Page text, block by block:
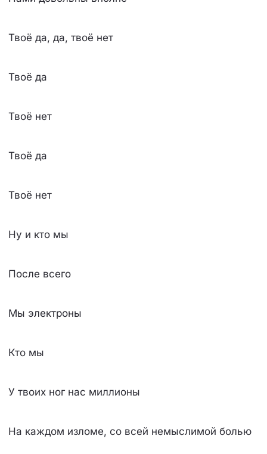
Твоё да, да, твоё нет
Твоё да
Твоё нет
Твоё да
Твоё нет
Ну и кто мы
После всего
Мы электроны
Кто мы
У твоих ног нас миллионы
На каждом изломе, со всей немыслимой болью